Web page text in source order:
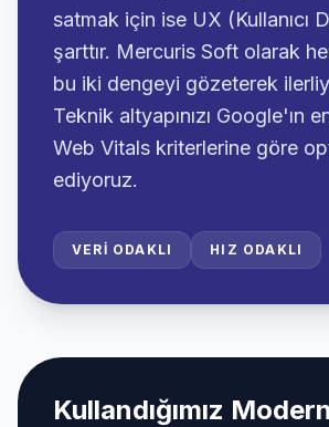
satmak için ise UX (Kullanıcı
şarttır. Mercuris Soft olarak
bu iki dengeyi gözeterek
Teknik altyapınızı Google'ın
Web Vitals kriterlerine göre
ediyoruz.
VERI ODAKLI HIZ ODAKLI
Kullandığımız Modern